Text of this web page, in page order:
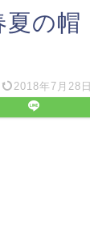
の帽
2018年7月28日